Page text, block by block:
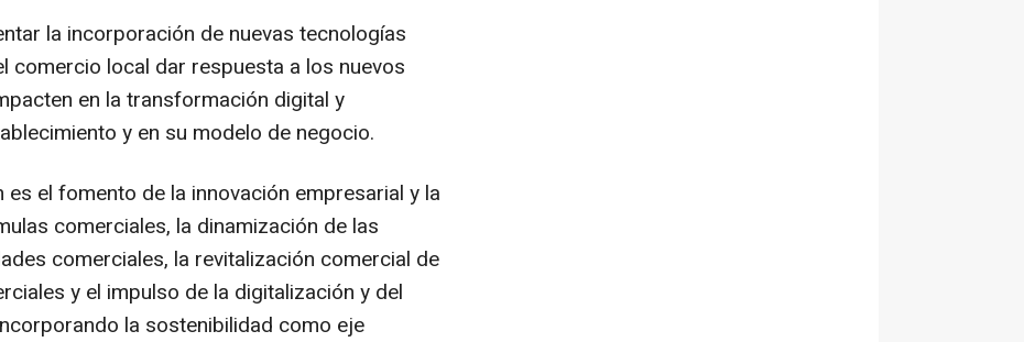
la incorporación de nuevas tecnologías
comercio local dar respuesta a los nuevos
en la transformación digital y
y en su modelo de negocio.
el fomento de la innovación empresarial y la
comerciales, la dinamización de las
comerciales, la revitalización comercial de
y el impulso de la digitalización y del
la sostenibilidad como eje